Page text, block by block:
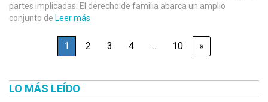
partes implicadas. El derecho de familia abarca un amplio
conjunto de Leer más
1 2 3 4 … 10 »
LO MÁS LEÍDO